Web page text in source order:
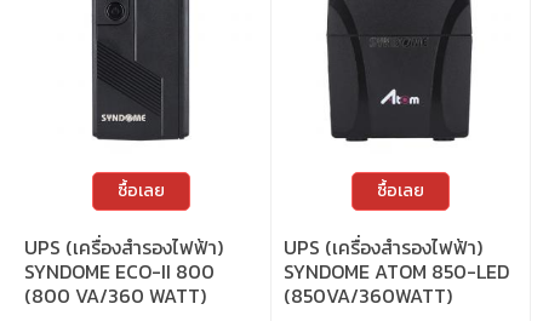
ซื้อเลย
UPS (เครื่องสำรองไฟฟ้า)
SYNDOME ECO-II 800
(800 VA/360 WATT)
ซื้อเลย
UPS (เครื่องสำรองไฟฟ้า)
SYNDOME ATOM 850-LED
(850VA/360WATT)